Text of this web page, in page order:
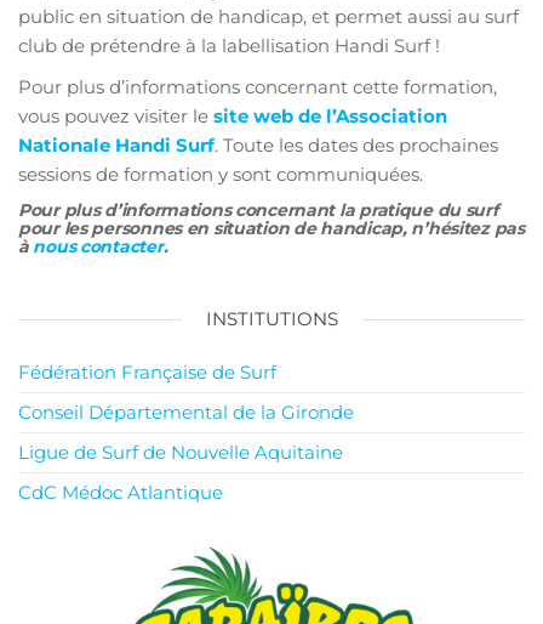
public en situation de handicap, et permet aussi au surf
club de prétendre à la labellisation Handi Surf !
Pour plus d’informations concernant cette formation,
vous pouvez visiter le site web de l’Association
Nationale Handi Surf. Toute les dates des prochaines
sessions de formation y sont communiquées.
Pour plus d’informations concernant la pratique du surf
pour les personnes en situation de handicap, n’hésitez pas
à nous contacter.
INSTITUTIONS
Fédération Française de Surf
Conseil Départemental de la Gironde
Ligue de Surf de Nouvelle Aquitaine
CdC Médoc Atlantique